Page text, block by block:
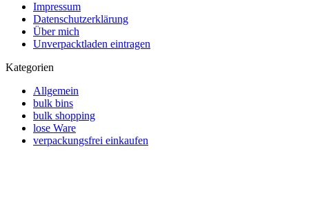
Impressum
Datenschutzerklärung
Über mich
Unverpacktladen eintragen
Kategorien
Allgemein
bulk bins
bulk shopping
lose Ware
verpackungsfrei einkaufen